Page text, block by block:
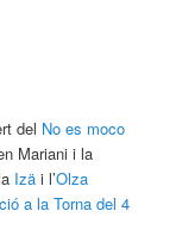
del No es moco
Mariani i la
Izä i l’Olza
a la Torna del 4